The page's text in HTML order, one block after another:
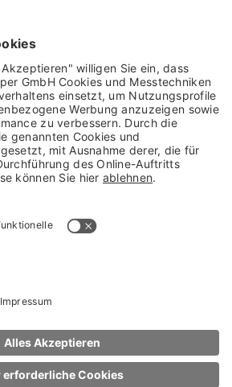
seit 2010
der Verbundgruppe beauty alliance
NACH OBEN